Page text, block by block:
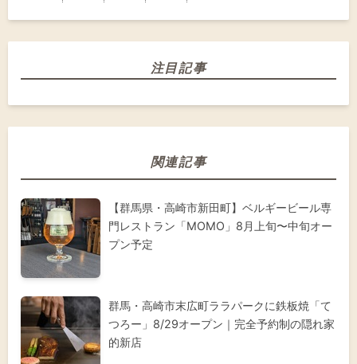
注目記事
関連記事
【群馬県・高崎市新田町】ベルギービール専
門レストラン「MOMO」8月上旬〜中旬オー
プン予定
群馬・高崎市末広町ララパークに鉄板焼「て
つろー」8/29オープン｜完全予約制の隠れ家
的新店